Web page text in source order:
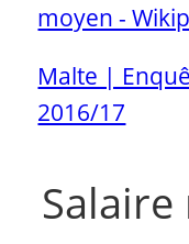
moyen -
Malte |
2016/17